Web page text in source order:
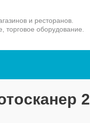
и ресторанов.
торговое оборудование.